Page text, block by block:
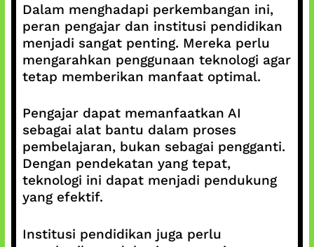
Dalam menghadapi perkembangan ini,
peran pengajar dan institusi pendidikan
menjadi sangat penting. Mereka perlu
mengarahkan penggunaan teknologi agar
tetap memberikan manfaat optimal.
Pengajar dapat memanfaatkan AI
sebagai alat bantu dalam proses
pembelajaran, bukan sebagai pengganti.
Dengan pendekatan yang tepat,
teknologi ini dapat menjadi pendukung
yang efektif.
Institusi pendidikan juga perlu